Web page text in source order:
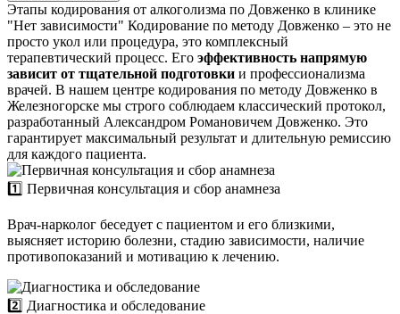
Этапы кодирования от алкоголизма по Довженко в клинике
"Нет зависимости" Кодирование по методу Довженко – это не
просто укол или процедура, это комплексный
терапевтический процесс. Его эффективность напрямую
зависит от тщательной подготовки и профессионализма
врачей. В нашем центре кодирования по методу Довженко в
Железногорске мы строго соблюдаем классический протокол,
разработанный Александром Романовичем Довженко. Это
гарантирует максимальный результат и длительную ремиссию
для каждого пациента.
1️⃣ Первичная консультация и сбор анамнеза
Врач-нарколог беседует с пациентом и его близкими,
выясняет историю болезни, стадию зависимости, наличие
противопоказаний и мотивацию к лечению.
2️⃣ Диагностика и обследование